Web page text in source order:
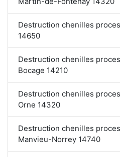
Destruction chenilles
14650
Destruction chenilles
Bocage 14210
Destruction chenilles
Orne 14320
Destruction chenilles
Manvieu-Norrey 14740